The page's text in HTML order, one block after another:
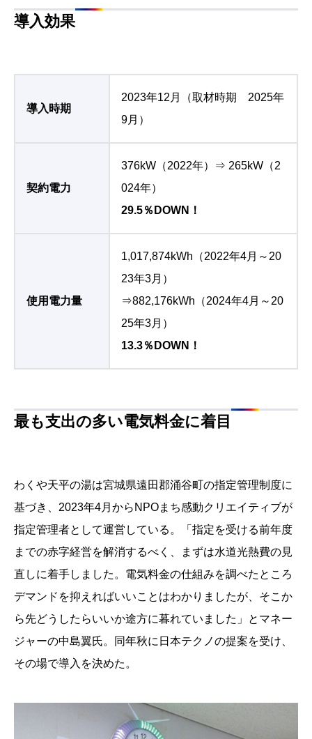
導入効果
導入時期
2023年12月（取材時期 2025年
9月）
契約電力
376kW（2022年）⇒ 265kW（2
024年）
29.5％DOWN！
使用電力量
1,017,874kWh（2022年4月～20
23年3月）
⇒882,176kWh（2024年4月～20
25年3月）
13.3％DOWN！
最も支出の多い電気料金に着目
わくや天平の湯は宮城県遠田郡涌谷町の指定管理制度に
基づき、2023年4月からNPOまち感動クリエイティブが
指定管理者として運営している。「指定を受ける前年度
までの赤字経営を解消するべく、まずは水道光熱費の見
直しに着手しました。電気料金の仕組みを調べたところ
デマンドを抑えればいいことはわかりましたが、そこか
ら先どうしたらいいか途方に暮れていました」とマネー
ジャーの中島翼氏。同年秋に日本テクノの提案を受け、
その場で導入を決めた。